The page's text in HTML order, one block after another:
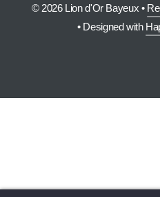
© 2026 Lion d'Or Bayeux •
• Designed with